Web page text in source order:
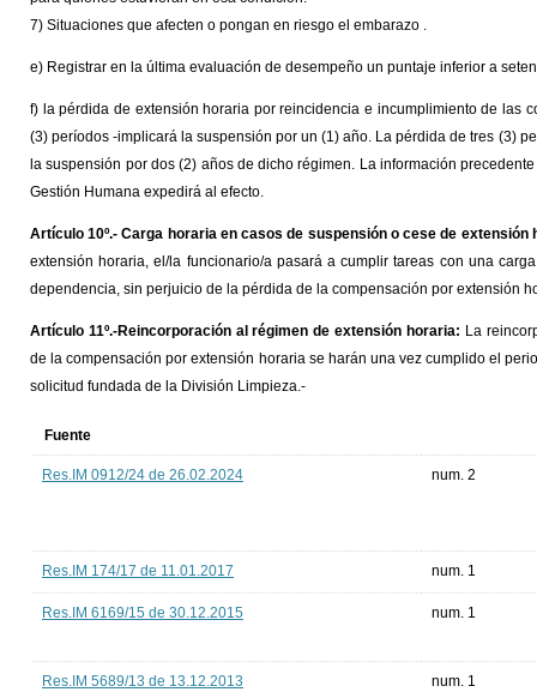
7) Situaciones que afecten o pongan en riesgo el embarazo .
e) Registrar en la última evaluación de desempeño un puntaje inferior a
f) la pérdida de extensión horaria por reincidencia e incumplimiento de las
(3) períodos -implicará la suspensión por un (1) año. La pérdida de tres (3)
la suspensión por dos (2) años de dicho régimen. La información
Gestión Humana expedirá al efecto.
Artículo 10º.- Carga horaria en casos de suspensión o cese de extensión
extensión horaria, el/la funcionario/a pasará a cumplir tareas con una
dependencia, sin perjuicio de la pérdida de la compensación por extensión
Artículo 11º.-Reincorporación al régimen de extensión horaria: La
de la compensación por extensión horaria se harán una vez cumplido el
solicitud fundada de la División Limpieza.-
Fuente
Res.IM 0912/24 de 26.02.2024 num. 2
Res.IM 174/17 de 11.01.2017 num. 1
Res.IM 6169/15 de 30.12.2015 num. 1
Res.IM 5689/13 de 13.12.2013 num. 1